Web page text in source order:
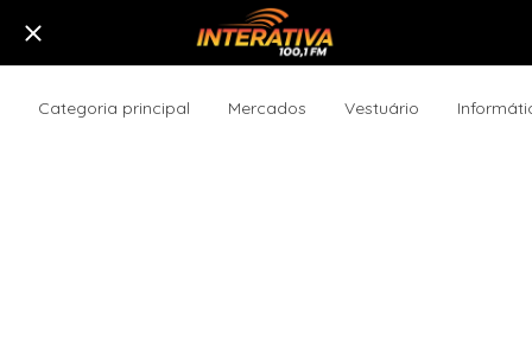
Categoria principal Mercados Vestuário